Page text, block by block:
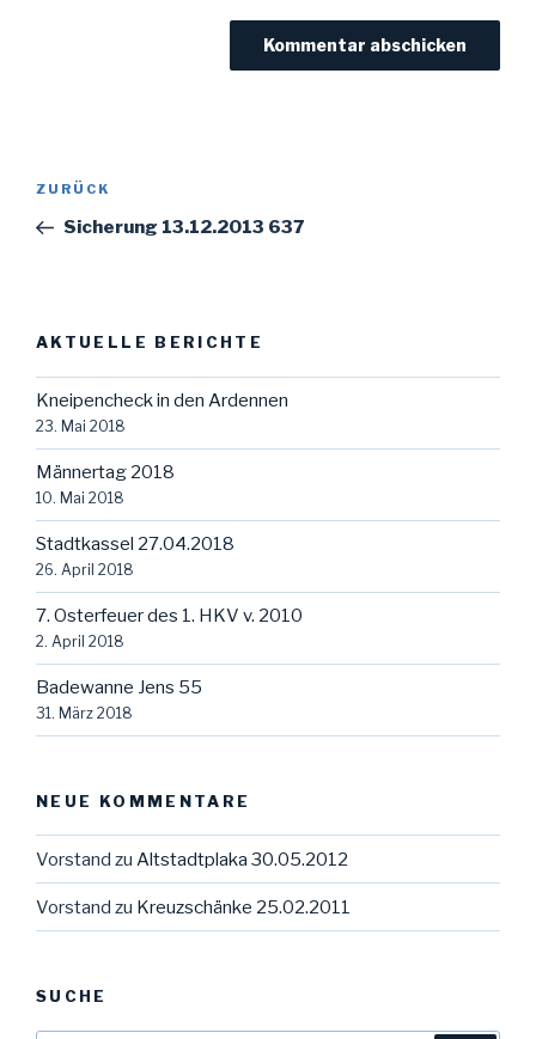
Beitragsnavigation
Vorheriger
Beitrag
ZURÜCK
Sicherung 13.12.2013 637
AKTUELLE BERICHTE
Kneipencheck in den Ardennen
23. Mai 2018
Männertag 2018
10. Mai 2018
Stadtkassel 27.04.2018
26. April 2018
7. Osterfeuer des 1. HKV v. 2010
2. April 2018
Badewanne Jens 55
31. März 2018
NEUE KOMMENTARE
Vorstand zu Altstadtplaka 30.05.2012
Vorstand zu Kreuzschänke 25.02.2011
SUCHE